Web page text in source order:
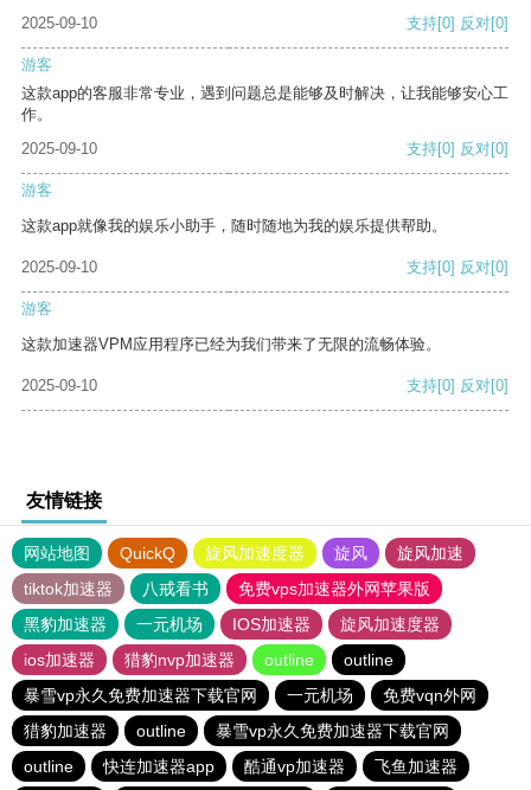
2025-09-10
支持[0] 反对[0]
游客
这款app的客服非常专业，遇到问题总是能够及时解决，让我能够安心工
作。
2025-09-10
支持[0] 反对[0]
游客
这款app就像我的娱乐小助手，随时随地为我的娱乐提供帮助。
2025-09-10 支持[0] 反对[0]
游客
这款加速器VPM应用程序已经为我们带来了无限的流畅体验。
2025-09-10 支持[0] 反对[0]
友情链接
网站地图 QuickQ 旋风加速度器 旋风
旋风加速
tiktok加速器
八戒看书
免费vps加速器外网苹果版
黑豹加速器
一元机场 IOS加速器
旋风加速度器
ios加速器
猎豹nvp加速器 outline
outline
暴雪vp永久免费加速器下载官网
一元机场
免费vqn外网
猎豹加速器
outline
暴雪vp永久免费加速器下载官网
outline
快连加速器app 酷通vp加速器 飞鱼加速器